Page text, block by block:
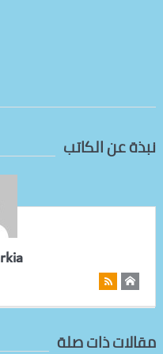
نبذة عن الكاتب
مقالات ذات صلة